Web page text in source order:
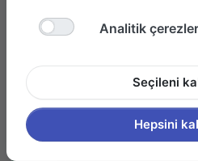
Analitik çerezler
Seçileni
Hepsini